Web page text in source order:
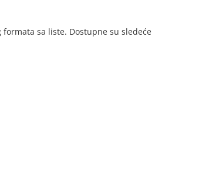
sa liste. Dostupne su sledeće